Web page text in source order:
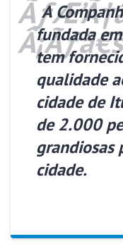
A Companhia de Miniaturas XYZ foi
fundada
tem
qualidade
cidade de
de 2.000
grandiosas
cidade.